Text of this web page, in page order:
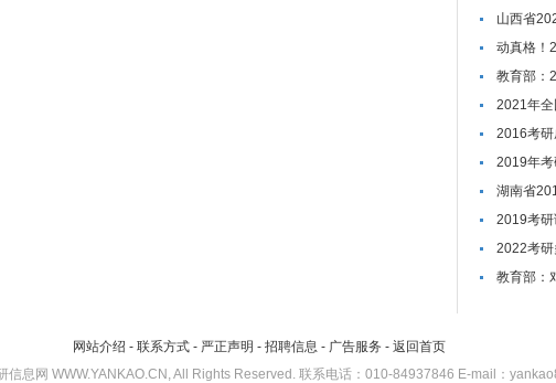
山西省
动真格！
人惊讶
教育部：
研究生
2021年
2016考研
2019年考
湖南省
2019考研
2022考研
明！
教育部：
网站介绍 - 联系方式 - 严正声明 - 招聘信息 - 广告服务 - 返回首页
息网 WWW.YANKAO.CN, All Rights Reserved. 联系电话：010-84937846 E-mail：